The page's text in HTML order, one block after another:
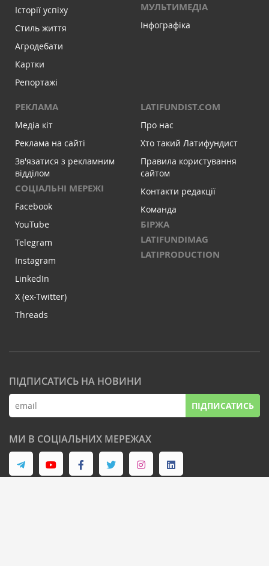
Історії успіху
Стиль життя
Агродебати
Картки
Репортажі
МУЛЬТИМЕДІА
Інфографіка
РЕКЛАМА
Медіа кіт
Реклама на сайті
Зв'язатися з рекламним
відділом
СОЦІАЛЬНІ МЕРЕЖІ
Facebook
YouTube
Telegram
Instagram
LinkedIn
X (ex-Twitter)
Threads
LATIFUNDIST.COM
Про нас
Хто такий Латифундист
Правила користування
сайтом
Контакти редакції
Команда
БІРЖА
LATIFUNDIMAG
LATIPRODUCTION
ПІДПИСАТИСЬ НА НОВИНИ
ПІДПИСАТИСЬ
МИ В СОЦІАЛЬНИХ МЕРЕЖАХ